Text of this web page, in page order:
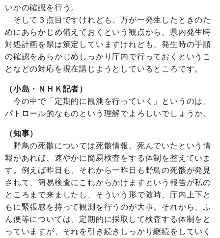
いかの確認を行う。
そして３点目ですけれども、万が一発生したときのた
めにあらかじめ備えておくという観点から、県内発生時
対処計画を県は策定していますけれども、発生時の手順
の確認をあらかじめしっかり庁内で行っておくというこ
となどの対応を現在講じようとしているところです。
（小島・ＮＨＫ記者）
今の中で「定期的に観測を行っていく」というのは、
パトロール的なものという理解でよろしいでしょうか。
（知事）
野鳥の死骸については死骸情報、死んでいたという情
報があれば、速やかに簡易検査をする体制を整えていま
す。例えば昨日も、それから一昨日も野鳥の死骸が発見
されて、簡易検査にこれからかけますという報告が私の
ところまで来ましたし、そういう形で随時、庁内上下と
もに緊張感を持って観測を行うのが大事。それから、ふ
ん便等については、定期的に採取して検査する体制をと
っていますが、それを引き続きしっかり継続をしていく